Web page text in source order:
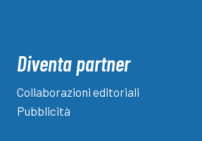
Diventa partner
Collaborazioni editoriali
Pubblicità